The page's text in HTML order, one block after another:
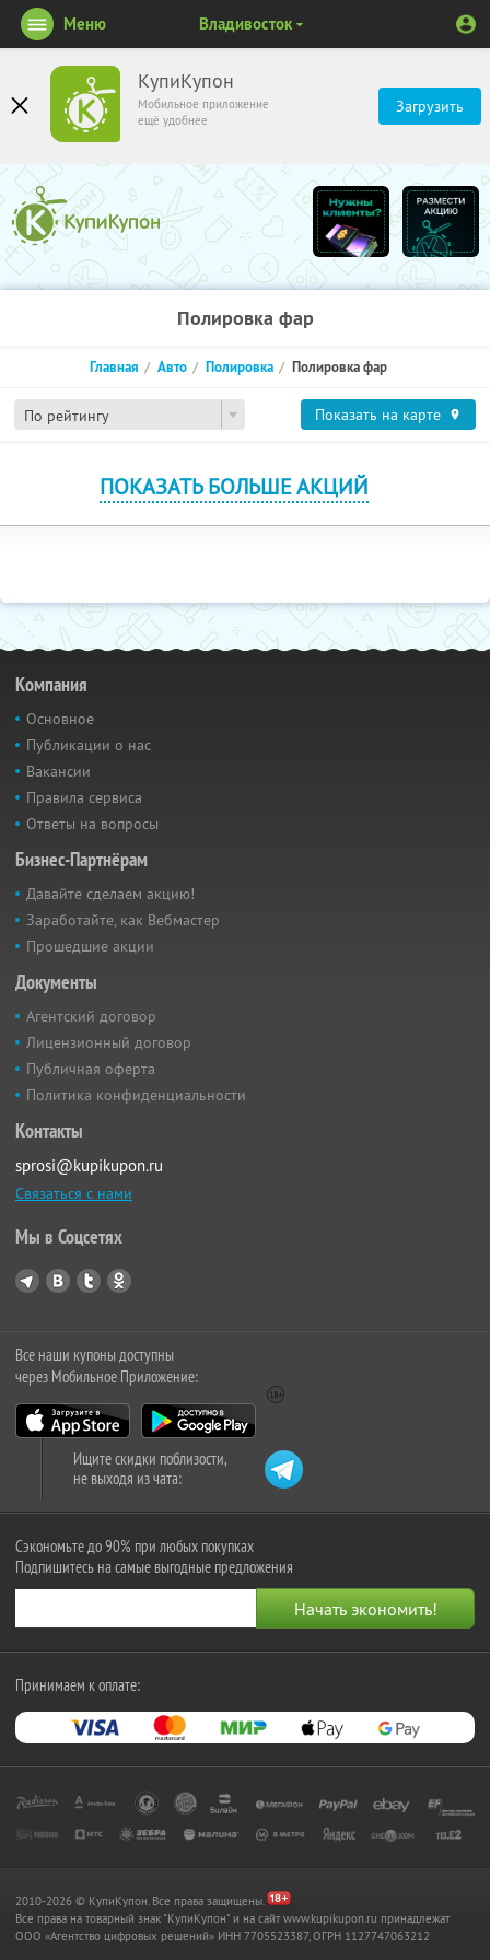
КупиКупон
Мобильное приложение
ещё удобнее
Загрузить
Меню Владивосток
Полировка фар
По рейтингу
Главная Авто Полировка Полировка фар
Показать на карте
ПОКАЗАТЬ БОЛЬШЕ АКЦИЙ
Компания
Основное
Публикации о нас
Вакансии
Правила сервиса
Ответы на вопросы
Бизнес-Партнёрам
Давайте сделаем акцию!
Заработайте, как Вебмастер
Прошедшие акции
Документы
Агентский договор
Лицензионный договор
Публичная оферта
Политика конфиденциальности
Контакты
sprosi@kupikupon.ru
Связаться с нами
Мы в Соцсетях
Все наши купоны доступны
через Мобильное Приложение:
Ищите скидки поблизости,
не выходя из чата:
Сэкономьте до 90% при любых покупках
Подпишитесь на самые выгодные предложения
Принимаем к оплате:
2010-2026 © КупиКупон. Все права защищены.
Все права на товарный знак "КупиКупон" и на сайт www.kupikupon.ru принадлежат
OOO «Агентство цифровых решений» ИНН 7705523387, ОГРН 1127747063212